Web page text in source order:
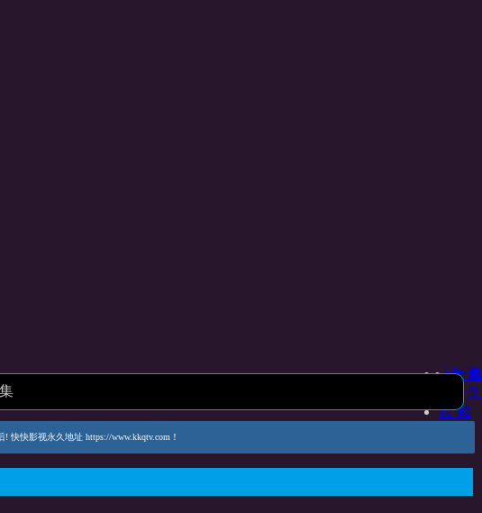
上一集
下一集
收 藏
收 藏
快影视永久地址 https://www.kkqtv.com！